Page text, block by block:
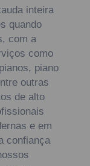
inteira
quando
com a
como
piano
outras
de alto
e em
confiança